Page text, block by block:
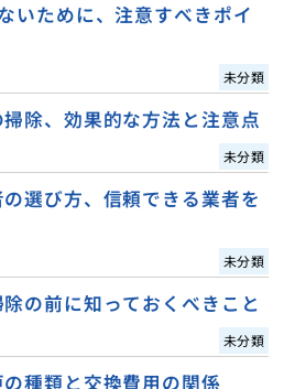
いために、注意すべきポイ
未分類
除、効果的な方法と注意点
未分類
選び方、信頼できる業者を
未分類
の前に知っておくべきこと
未分類
種類と交換費用の関係